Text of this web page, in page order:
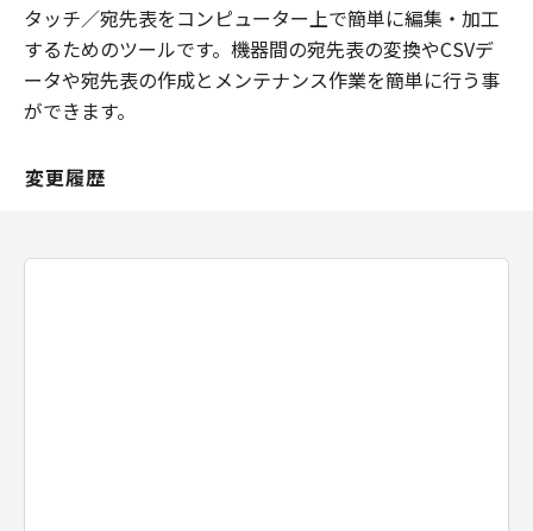
タッチ／宛先表をコンピューター上で簡単に編集・加工
するためのツールです。機器間の宛先表の変換やCSVデ
ータや宛先表の作成とメンテナンス作業を簡単に行う事
ができます。
変更履歴